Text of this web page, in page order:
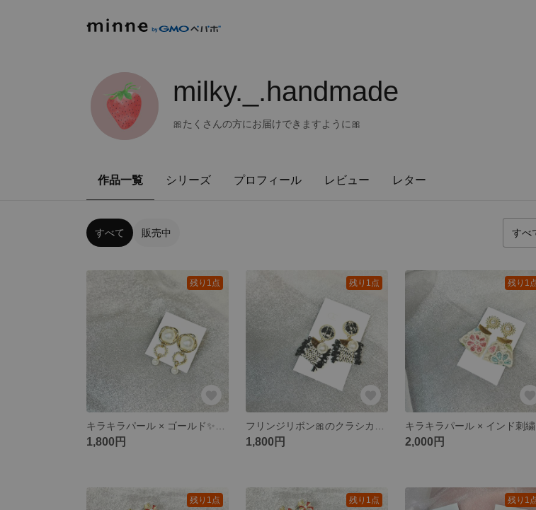
milky._.handmade
🎀たくさんの方にお届けできますように🎀
作品一覧 シリーズ プロフィール レビュー レター
すべて 販売中
残り1点
1,800円
残り1点
1,800円
残り1
2,000円
残り1点 残り1点 残り1